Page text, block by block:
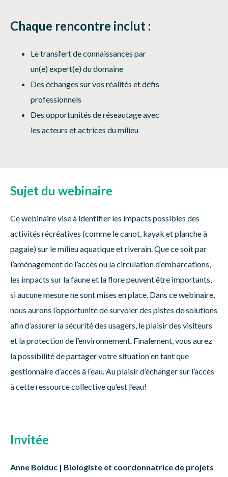
Chaque rencontre inclut :
Le transfert de connaissances par
un(e) expert(e) du domaine
Des échanges sur vos réalités et défis
professionnels
Des opportunités de réseautage avec
les acteurs et actrices du milieu
Sujet du webinaire
Ce webinaire vise à identifier les impacts possibles des
activités récréatives (comme le canot, kayak et planche à
pagaie) sur le milieu aquatique et riverain. Que ce soit par
l’aménagement de l’accès ou la circulation d’embarcations,
les impacts sur la faune et la flore peuvent être importants,
si aucune mesure ne sont mises en place. Dans ce webinaire,
nous aurons l’opportunité de survoler des pistes de solutions
afin d’assurer la sécurité des usagers, le plaisir des visiteurs
et la protection de l’environnement. Finalement, vous aurez
la possibilité de partager votre situation en tant que
gestionnaire d’accès à l’eau. Au plaisir d’échanger sur l’accès
à cette ressource collective qu’est l’eau!
Invitée
Anne Bolduc | Biologiste et coordonnatrice de projets